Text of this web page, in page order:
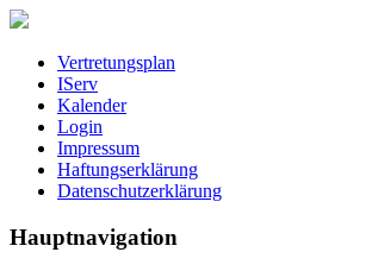
Vertretungsplan
IServ
Kalender
Login
Impressum
Haftungserklärung
Datenschutzerklärung
Hauptnavigation